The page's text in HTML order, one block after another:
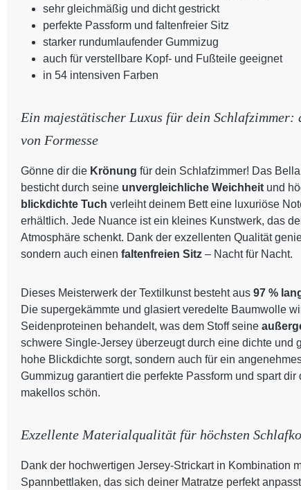
sehr gleichmäßig und dicht gestrickt
perfekte Passform und faltenfreier Sitz
starker rundumlaufender Gummizug
auch für verstellbare Kopf- und Fußteile geeignet
in 54 intensiven Farben
Ein majestätischer Luxus für dein
von Formesse
Gönne dir die Krönung für dein Schlafzimmer! Das
besticht durch seine unvergleichliche Weichheit und
blickdichte Tuch verleiht deinem Bett eine luxuriöse
erhältlich. Jede Nuance ist ein kleines Kunstwerk, das
Atmosphäre schenkt. Dank der exzellenten Qualität
sondern auch einen faltenfreien Sitz – Nacht für Nacht.
Dieses Meisterwerk der Textilkunst besteht aus 97 %
Die supergekämmte und glasiert veredelte Baumwolle
Seidenproteinen behandelt, was dem Stoff seine
schwere Single-Jersey überzeugt durch eine dichte und
hohe Blickdichte sorgt, sondern auch für ein
Gummizug garantiert die perfekte Passform und spart
makellos schön.
Exzellente Materialqualität für höchsten
Dank der hochwertigen Jersey-Strickart in Kombination
Spannbettlaken, das sich deiner Matratze perfekt